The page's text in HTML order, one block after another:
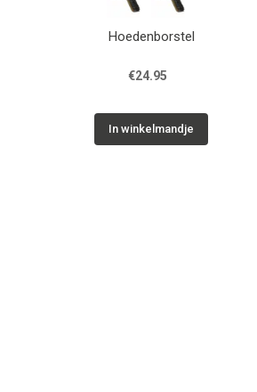
Hoedenborstel
€24.95
In winkelmandje